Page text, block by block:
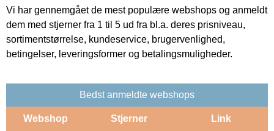
Vi har gennemgået de mest populære webshops og anmeldt
dem med stjerner fra 1 til 5 ud fra bl.a. deres prisniveau,
sortimentstørrelse, kundeservice, brugervenlighed,
betingelser, leveringsformer og betalingsmuligheder.
Bedst anmeldte webshops
Webshop Stjerner Link